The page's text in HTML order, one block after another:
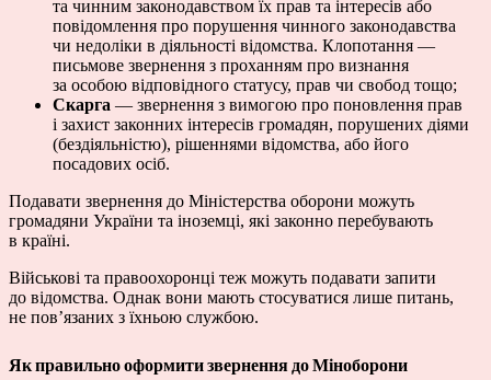
та чинним законодавством їх прав та інтересів або
повідомлення про порушення чинного законодавства
чи недоліки в діяльності відомства. Клопотання —
письмове звернення з проханням про визнання
за особою відповідного статусу, прав чи свобод тощо;
Скарга — звернення з вимогою про поновлення прав
і захист законних інтересів громадян, порушених діями
(бездіяльністю), рішеннями відомства, або його
посадових осіб.
Подавати звернення до Міністерства оборони можуть
громадяни України та іноземці, які законно перебувають
в країні.
Військові та правоохоронці теж можуть подавати запити
до відомства. Однак вони мають стосуватися лише питань,
не пов’язаних з їхньою службою.
Як правильно оформити звернення до Міноборони